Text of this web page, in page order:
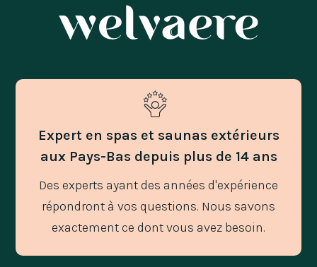
Expert en spas et saunas extérieurs
aux Pays-Bas depuis plus de 14 ans
Des experts ayant des années d'expérience
répondront à vos questions. Nous savons
exactement ce dont vous avez besoin.